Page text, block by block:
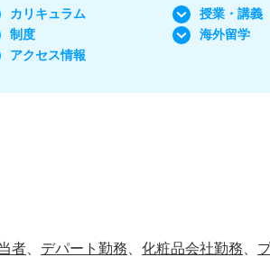
カリキュラム
授業・講義
制度
海外留学
アクセス情報
者 デパート勤務 化粧品会社勤務